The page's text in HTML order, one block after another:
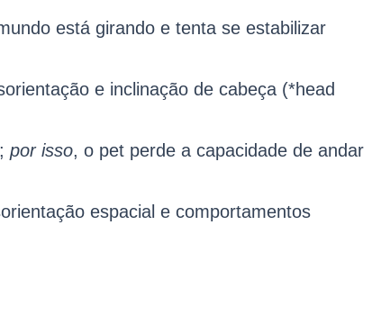
está girando e tenta se estabilizar
e inclinação de cabeça (*head
por isso, o pet perde a capacidade de andar
espacial e comportamentos